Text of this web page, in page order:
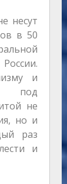
несут
в 50
и
под
не
но и
раз
и